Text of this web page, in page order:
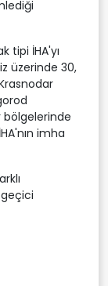
tipi İHA'yı
üzerinde 30,
bölgelerinde
imha